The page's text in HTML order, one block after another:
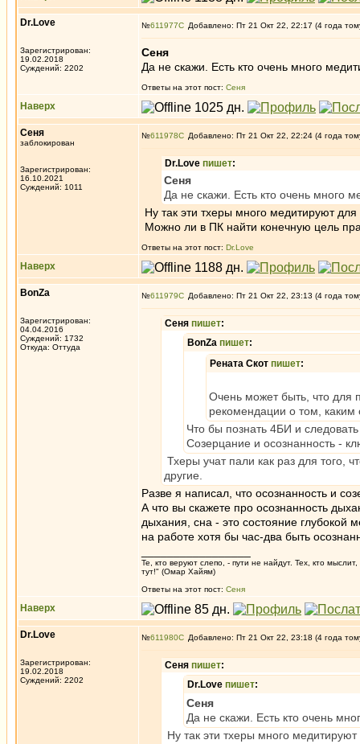
Dr.Love
Зарегистрирован:
19.02.2018
Суждений: 2202
№611977 Добавлено: Пт 21 Окт 22, 22:17 (4 года
Сеня
Да не скажи. Есть кто очень много
Ответы на этот пост: Сеня
Наверх
Сеня
заблокирован
Зарегистрирован:
16.10.2021
Суждений: 1011
№611978 Добавлено: Пт 21 Окт 22, 22:24 (4 года
Dr.Love пишет:
Сеня
Да не скажи. Есть кто очень много
Ну так эти тхеры много медитируют для
Можно ли в ПК найти конечную цель
Ответы на этот пост: Dr.Love
Наверх
BonZa
Зарегистрирован:
04.04.2016
Суждений: 1732
Откуда: Oттyдa
№611979 Добавлено: Пт 21 Окт 22, 23:13 (4 года
Сеня пишет:
BonZa пишет:
Рената Скот пишет:
Очень может быть, что для
рекомендации о том,
Что бы познать 4БИ и
Созерцание и осознанность -
Тхеры учат пали как раз для того,
другие.
Разве я написал, что осознанность и
А что вы скажете про осознанность
дыхания, сна - это состояние глубокой
на работе хотя бы час-два быть
Те, кто веруют слепо, - пути не найдут. Тех, кто
тут!" (Омар Хайям)
Ответы на этот пост: Сеня
Наверх
Dr.Love
Зарегистрирован:
19.02.2018
Суждений: 2202
№611980 Добавлено: Пт 21 Окт 22, 23:18 (4 года
Сеня пишет:
Dr.Love пишет:
Сеня
Да не скажи. Есть кто очень
Ну так эти тхеры много